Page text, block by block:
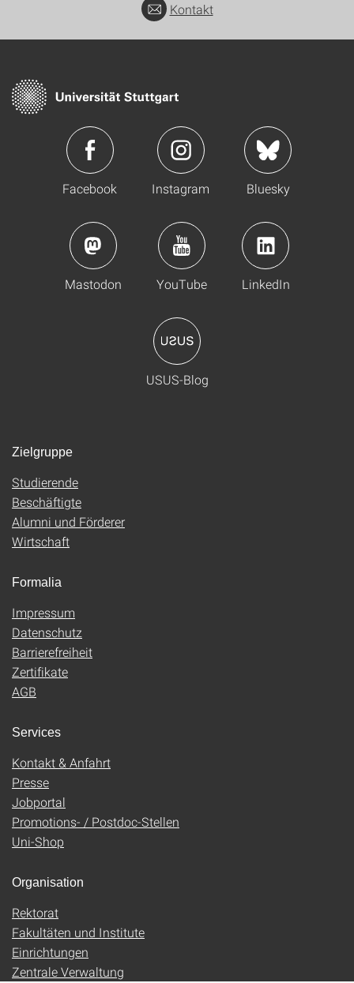
Kontakt
Facebook Instagram Bluesky
Mastodon YouTube LinkedIn
USUS-Blog
Zielgruppe
Studierende
Beschäftigte
Alumni und Förderer
Wirtschaft
Formalia
Impressum
Datenschutz
Barrierefreiheit
Zertifikate
AGB
Services
Kontakt & Anfahrt
Presse
Jobportal
Promotions- / Postdoc-Stellen
Uni-Shop
Organisation
Rektorat
Fakultäten und Institute
Einrichtungen
Zentrale Verwaltung